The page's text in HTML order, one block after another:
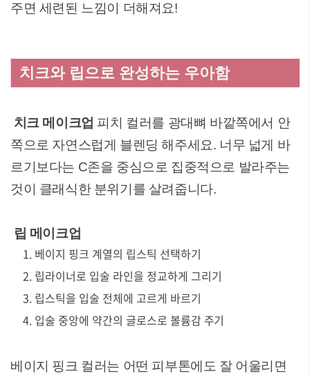
주면 세련된 느낌이 더해져요!
치크와 립으로 완성하는 우아함
치크 메이크업 피치 컬러를 광대뼈 바깥쪽에서 안
쪽으로 자연스럽게 블렌딩 해주세요. 너무 넓게 바
르기보다는 C존을 중심으로 집중적으로 발라주는
것이 클래식한 분위기를 살려줍니다.
립 메이크업
베이지 핑크 계열의 립스틱 선택하기
립라이너로 입술 라인을 정교하게 그리기
립스틱을 입술 전체에 고르게 바르기
입술 중앙에 약간의 글로스로 볼륨감 주기
베이지 핑크 컬러는 어떤 피부톤에도 잘 어울리면